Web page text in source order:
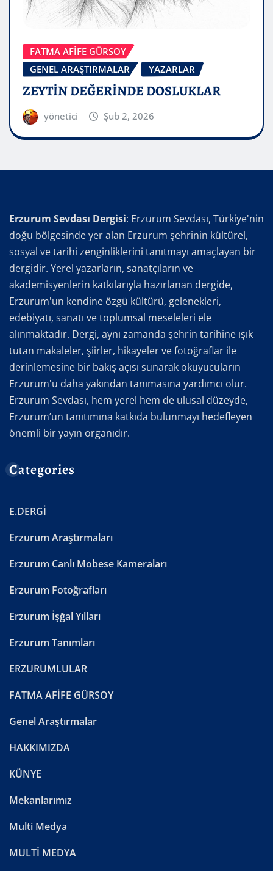
FATMA AFİFE GÜRSOY
GENEL ARAŞTIRMALAR
YAZARLAR
ZEYTİN DEĞERİNDE DOSLUKLAR
yönetici Şub 2, 2026
Erzurum Sevdası Dergisi: Erzurum Sevdası, Türkiye'nin
doğu bölgesinde yer alan Erzurum şehrinin kültürel,
sosyal ve tarihi zenginliklerini tanıtmayı amaçlayan bir
dergidir. Yerel yazarların, sanatçıların ve
akademisyenlerin katkılarıyla hazırlanan dergide,
Erzurum'un kendine özgü kültürü, gelenekleri,
edebiyatı, sanatı ve toplumsal meseleleri ele
alınmaktadır. Dergi, aynı zamanda şehrin tarihine ışık
tutan makaleler, şiirler, hikayeler ve fotoğraflar ile
derinlemesine bir bakış açısı sunarak okuyucuların
Erzurum'u daha yakından tanımasına yardımcı olur.
Erzurum Sevdası, hem yerel hem de ulusal düzeyde,
Erzurum’un tanıtımına katkıda bulunmayı hedefleyen
önemli bir yayın organıdır.
Categories
E.DERGİ
Erzurum Araştırmaları
Erzurum Canlı Mobese Kameraları
Erzurum Fotoğrafları
Erzurum İşğal Yılları
Erzurum Tanımları
ERZURUMLULAR
FATMA AFİFE GÜRSOY
Genel Araştırmalar
HAKKIMIZDA
KÜNYE
Mekanlarımız
Multi Medya
MULTİ MEDYA